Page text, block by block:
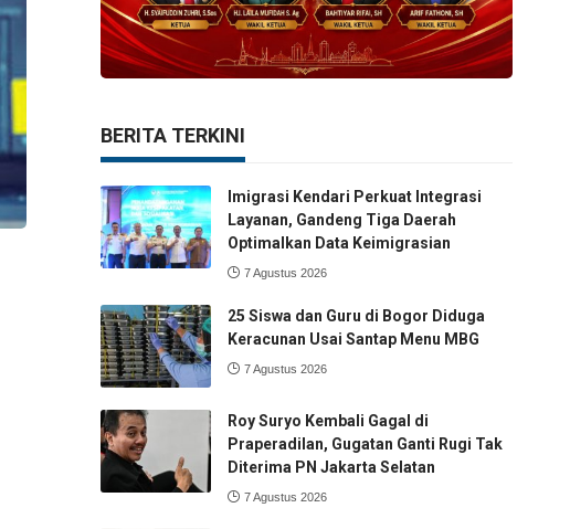
BERITA TERKINI
Imigrasi Kendari Perkuat Integrasi
Layanan, Gandeng Tiga Daerah
Optimalkan Data Keimigrasian
7 Agustus 2026
25 Siswa dan Guru di Bogor Diduga
Keracunan Usai Santap Menu MBG
7 Agustus 2026
Roy Suryo Kembali Gagal di
Praperadilan, Gugatan Ganti Rugi Tak
Diterima PN Jakarta Selatan
7 Agustus 2026